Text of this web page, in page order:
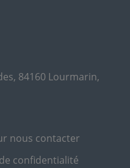
84160 Lourmarin,
nous contacter
confidentialité